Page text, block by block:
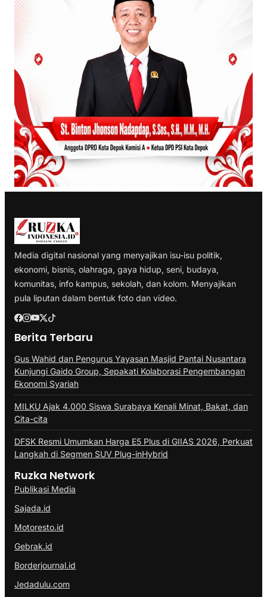
Media digital nasional yang menyajikan isu-isu politik,
ekonomi, bisnis, olahraga, gaya hidup, seni, budaya,
komunitas, info kampus, sekolah, dan kolom. Menyajikan
pula liputan dalam bentuk foto dan video.
Berita Terbaru
Gus Wahid dan Pengurus Yayasan Masjid Pantai Nusantara
Kunjungi Gaido Group, Sepakati Kolaborasi Pengembangan
Ekonomi Syariah
MILKU Ajak 4.000 Siswa Surabaya Kenali Minat, Bakat, dan
Cita-cita
DFSK Resmi Umumkan Harga E5 Plus di GIIAS 2026, Perkuat
Langkah di Segmen SUV Plug-inHybrid
Ruzka Network
Publikasi Media
Sajada.id
Motoresto.id
Gebrak.id
Borderjournal.id
Jedadulu.com